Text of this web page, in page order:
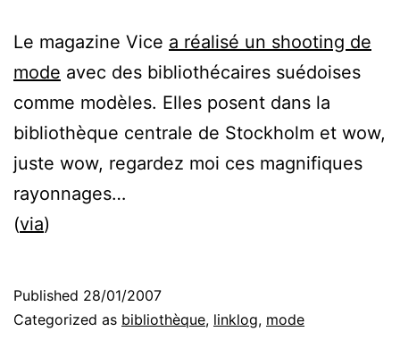
Le magazine Vice a réalisé un shooting de
mode avec des bibliothécaires suédoises
comme modèles. Elles posent dans la
bibliothèque centrale de Stockholm et wow,
juste wow, regardez moi ces magnifiques
rayonnages…
(via)
Published 28/01/2007
Categorized as bibliothèque, linklog, mode